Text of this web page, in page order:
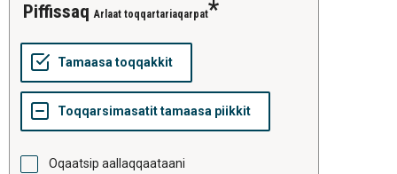
piffissaq Arlaat toqqartariaqarpat
Oqaatsip aallaqqaataani